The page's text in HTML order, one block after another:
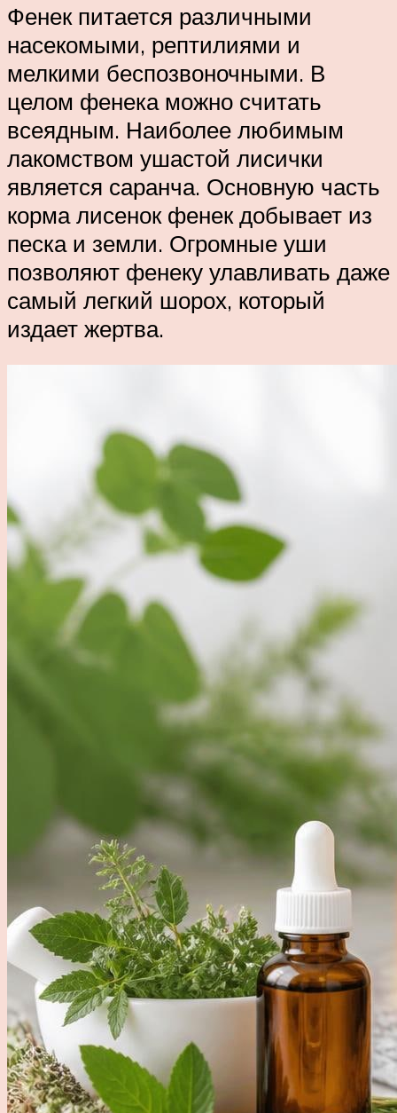
Фенек питается различными
насекомыми, рептилиями и
мелкими беспозвоночными. В
целом фенека можно считать
всеядным. Наиболее любимым
лакомством ушастой лисички
является саранча. Основную часть
корма лисенок фенек добывает из
песка и земли. Огромные уши
позволяют фенеку улавливать даже
самый легкий шорох, который
издает жертва.